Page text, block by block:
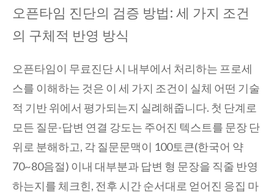
오픈타임 진단의 검증 방법: 세 가지 조건
의 구체적 반영 방식
오픈타임이 무료진단 시 내부에서 처리하는 프로세
스를 이해하는 것은 이 세 가지 조건이 실체 어떤 기술
적 기반 위에서 평가되는지 실례해줍니다. 첫 단계로
모든 질문-답변 연결 강도는 주어진 텍스트를 문장 단
위로 분해하고, 각 질문문맥이 100토큰(한국어 약
70~80음절) 이내 대부분과 답변 형 문장을 직줄 반영
하는지를 체크힌, 전후 시간 순서대로 얻어진 응집 마